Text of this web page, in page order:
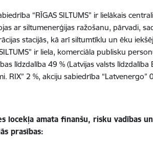
“RĪGAS SILTUMS” ir lielākais
ar siltumenerģijas ražošanu, pārvadi,
stacijās, kā arī siltumtīklu un ēku
SILTUMS” ir liela, komerciāla publisku
līdzdalība 49 % (Latvijas valsts
RIX” 2 %, akciju sabiedrība “Latvenergo”
locekļa amata finanšu, risku vadības
prasības: